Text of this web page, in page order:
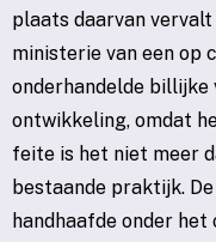
plaats daarvan
ministerie van een op
onderhandelde billijke
ontwikkeling, omdat
feite is het niet meer
bestaande praktijk.
handhaafde onder